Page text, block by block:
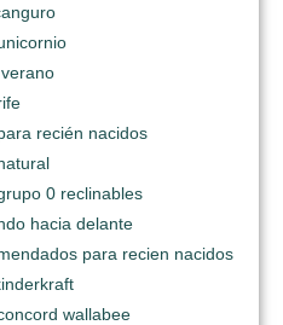
recién nacidos
0 reclinables
hacia delante
para recien nacidos
wallabee